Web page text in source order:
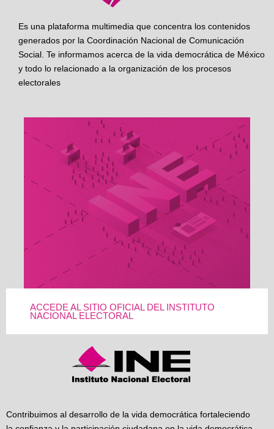
Es una plataforma multimedia que concentra los contenidos
generados por la Coordinación Nacional de Comunicación
Social. Te informamos acerca de la vida democrática de México
y todo lo relacionado a la organización de los procesos
electorales
ACCEDE AL SITIO OFICIAL DEL INSTITUTO
NACIONAL ELECTORAL
Contribuimos al desarrollo de la vida democrática fortaleciendo